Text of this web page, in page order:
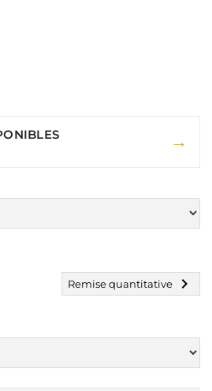
→
Remise quantitative chevron_right